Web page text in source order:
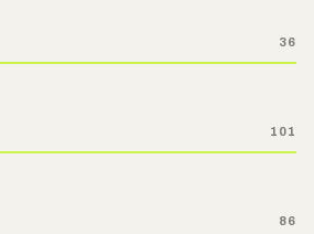
36
101
86